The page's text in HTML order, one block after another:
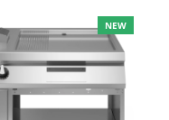
NEW